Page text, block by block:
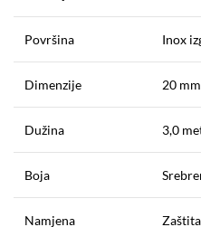
Površina Inox
Dimenzije 20
Dužina 3,0
Boja
Namjena